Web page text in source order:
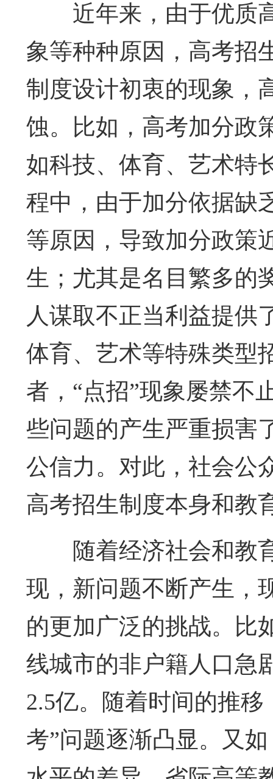
近年来，由于优质
象等种种原因，高考招
制度设计初衷的现象，
蚀。比如，高考加分政
如科技、体育、艺术特
程中，由于加分依据缺
等原因，导致加分政策
生；尤其是名目繁多的
人谋取不正当利益提供
体育、艺术等特殊类型
者，“点招”现象屡禁不
些问题的产生严重损害
公信力。对此，社会公
高考招生制度本身和教
随着经济社会和教
现，新问题不断产生，
的更加广泛的挑战。比
线城市的非户籍人口急
2.5亿。随着时间的推
考”问题逐渐凸显。又